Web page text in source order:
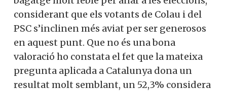
considerant que els votants de Colau i del
PSC s’inclinen més aviat per ser generosos
en aquest punt. Que no és una bona
valoració ho constata el fet que la mateixa
pregunta aplicada a Catalunya dona un
resultat molt semblant, un 52,3% considera